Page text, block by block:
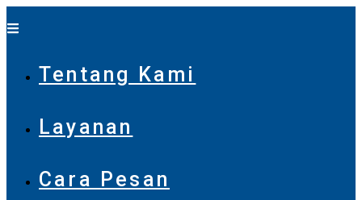
Tentang Kami
Layanan
Cara Pesan